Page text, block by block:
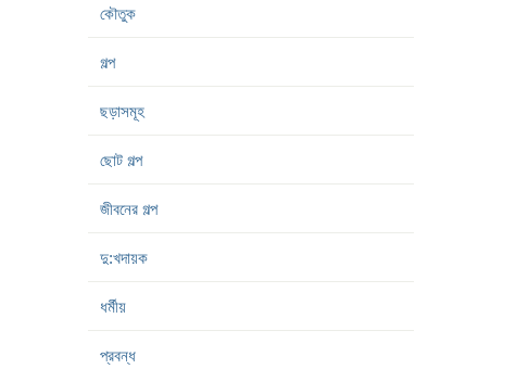
কৌতুক
গল্প
ছড়াসমূহ
ছোট গল্প
জীবনের গল্প
দু:খদায়ক
ধর্মীয়
প্রবন্ধ